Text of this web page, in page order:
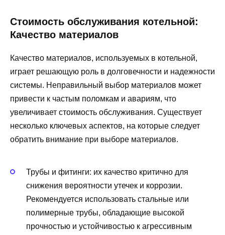
Стоимость обслуживания котельной:
Качество материалов
Качество материалов, используемых в котельной,
играет решающую роль в долговечности и надежности
системы. Неправильный выбор материалов может
привести к частым поломкам и авариям, что
увеличивает стоимость обслуживания. Существует
несколько ключевых аспектов, на которые следует
обратить внимание при выборе материалов.
Трубы и фитинги: их качество критично для
снижения вероятности утечек и коррозии.
Рекомендуется использовать стальные или
полимерные трубы, обладающие высокой
прочностью и устойчивостью к агрессивным